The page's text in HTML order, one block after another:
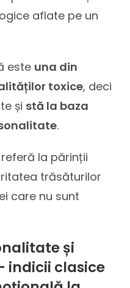
aflate pe un
este una din
toxice, deci
și stă la baza
.
la părinții
trăsăturilor
care nu sunt
și
indicii clasice